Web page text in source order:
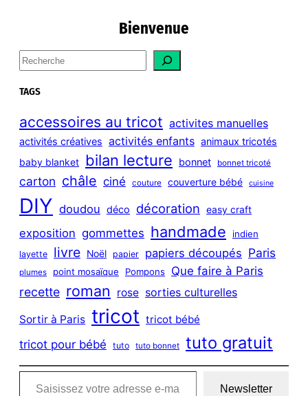
Bienvenue
S
e
a
c
h
TAGS
accessoires au tricot activites manuelles
activités créatives activités enfants animaux tricotés
baby blanket bilan lecture bonnet bonnet tricoté
carton châle ciné couture couverture bébé cuisine
DIY doudou déco décoration easy craft
exposition gommettes handmade indien
layette livre Noël papier papiers découpés Paris
plumes point mosaïque Pompons Que faire à Paris
recette roman rose sorties culturelles
Sortir à Paris tricot tricot bébé
tricot pour bébé tuto tuto bonnet tuto gratuit
Saisissez votre adresse e-mail…
Newsletter